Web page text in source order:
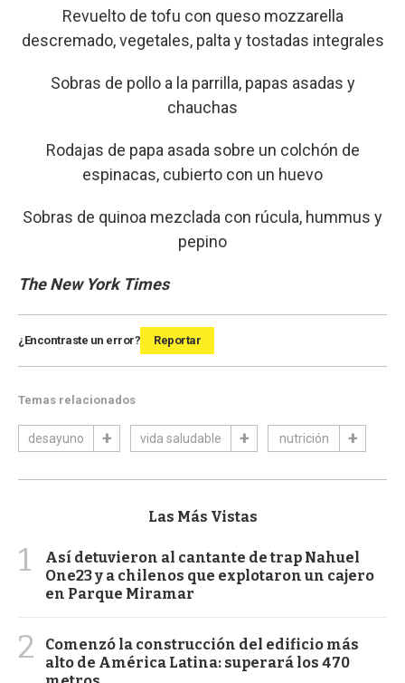
Revuelto de tofu con queso mozzarella
descremado, vegetales, palta y tostadas integrales
Sobras de pollo a la parrilla, papas asadas y
chauchas
Rodajas de papa asada sobre un colchón de
espinacas, cubierto con un huevo
Sobras de quinoa mezclada con rúcula, hummus y
pepino
The New York Times
¿Encontraste un error? Reportar
Temas relacionados
desayuno vida saludable nutrición
Las Más Vistas
1
Así detuvieron al cantante de trap Nahuel
One23 y a chilenos que explotaron un cajero
en Parque Miramar
2
Comenzó la construcción del edificio más
alto de América Latina: superará los 470